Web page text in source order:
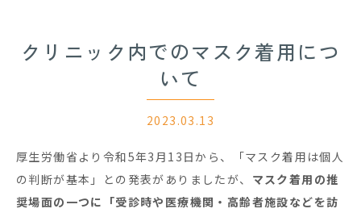
クリニック内でのマスク着用につ
いて
2023.03.13
厚生労働省より令和5年3月13日から、「マスク着用は個人
の判断が基本」との発表がありましたが、 マスク着用の推
奨場面の一つに 「受診時や医療機関・高齢者施設などを訪